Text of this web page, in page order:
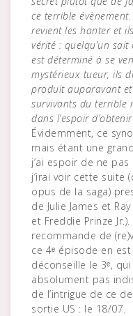
ce terrible
revient les hanter et
vérité : quelqu’un
est déterminé à se
mystérieux tueur, ils
produit auparavant
survivants du terrible
dans l’espoir
Évidemment, ce
mais étant une
j’ai espoir de ne
j’irai voir cette suite
opus de la saga)
de Julie James et
et Freddie Prinze
recommande de
ce 4ᵉ épisode en
déconseille le 3ᵉ,
absolument pas
de l’intrigue de ce
sortie US : le 18/07.